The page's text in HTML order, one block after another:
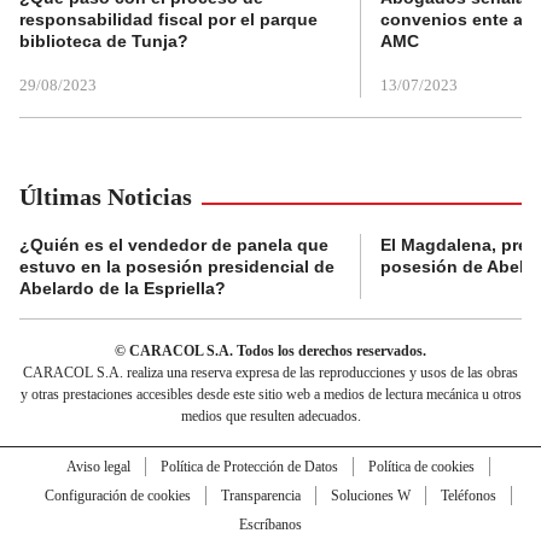
responsabilidad fiscal por el parque
biblioteca de Tunja?
29/08/2023
convenios ente
AMC
13/07/2023
Últimas Noticias
¿Quién es el vendedor de panela que
estuvo en la posesión presidencial de
Abelardo de la Espriella?
El Magdalena,
posesión de
© CARACOL S.A. Todos los derechos reservados.
CARACOL S.A. realiza una reserva expresa de las reproducciones y usos de las obras
y otras prestaciones accesibles desde este sitio web a medios de lectura mecánica u otros
medios que resulten adecuados.
Aviso legal Política de Protección de Datos
Política de cookies
Configuración de cookies
Transparencia Soluciones W
Teléfonos
Escríbanos